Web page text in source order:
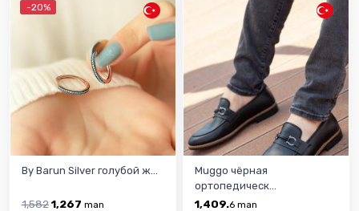
-20%
By Barun Silver голубой ж...
1,5821,267 man
Muggo чёрная
ортопедическ...
1,409.6 man